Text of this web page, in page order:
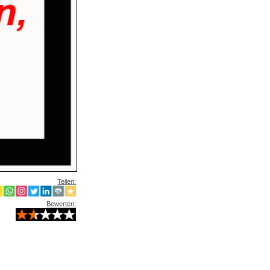
Teilen:
Bewerten: